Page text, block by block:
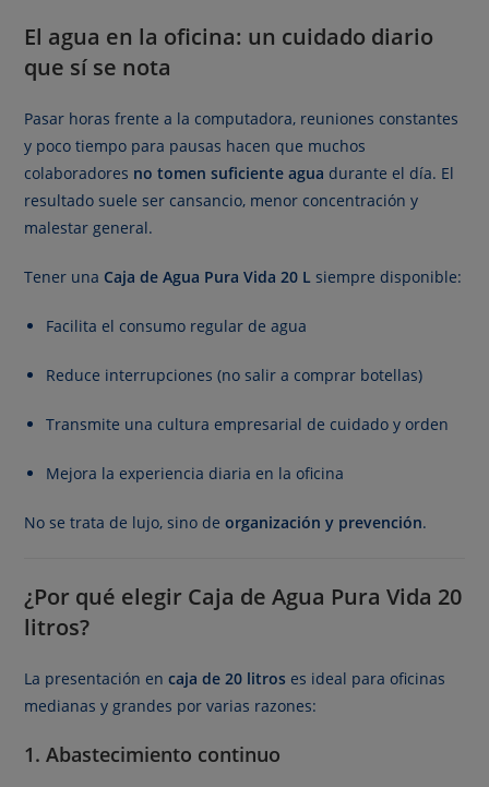
El agua en la oficina: un cuidado diario
que sí se nota
Pasar horas frente a la computadora, reuniones constantes
y poco tiempo para pausas hacen que muchos
colaboradores no tomen suficiente agua durante el día. El
resultado suele ser cansancio, menor concentración y
malestar general.
Tener una Caja de Agua Pura Vida 20 L siempre disponible:
Facilita el consumo regular de agua
Reduce interrupciones (no salir a comprar botellas)
Transmite una cultura empresarial de cuidado y orden
Mejora la experiencia diaria en la oficina
No se trata de lujo, sino deorganización y prevención.
¿Por qué elegir Caja de Agua Pura Vida 20
litros?
La presentación encaja de 20 litros es ideal para oficinas
medianas y grandes por varias razones:
1. Abastecimiento continuo